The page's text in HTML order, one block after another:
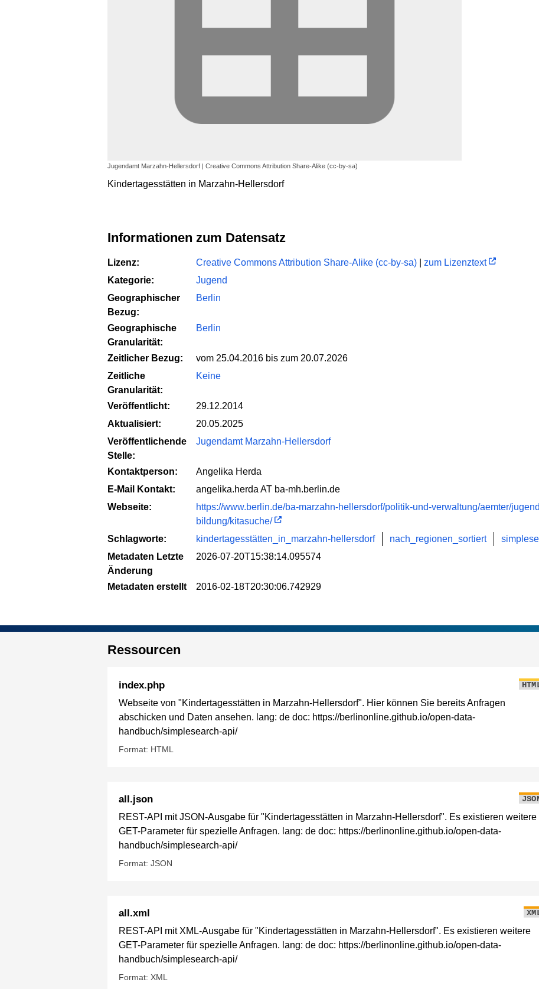
Jugendamt Marzahn-Hellersdorf | Creative Commons Attribution Share-Alike (cc-by-sa)
Kindertagesstätten in Marzahn-Hellersdorf
Informationen zum Datensatz
Lizenz: Creative Commons Attribution Share-Alike (cc-by-sa)
zum Lizenztext
Kategorie:
Jugend
Geographischer
Bezug:
Berlin
Geographische
Granularität:
Berlin
Zeitlicher Bezug:
vom 25.04.2016 bis zum 20.07.2026
Zeitliche
Granularität:
Keine
Veröffentlicht:
29.12.2014
Aktualisiert:
20.05.2025
Veröffentlichende
Stelle:
Jugendamt Marzahn-Hellersdorf
Kontaktperson:
Angelika Herda
E-Mail Kontakt:
angelika.herda AT ba-mh.berlin.de
Webseite:
https://www.berlin.de/ba-marzahn-hellersdorf/politik-und-verwaltung/aemter/
bildung/kitasuche/
Schlagworte:
kindertagesstätten_in_marzahn-hellersdorf nach_regionen_sortiert
Metadaten Letzte
Änderung
2026-07-20T15:38:14.095574
Metadaten erstellt 2016-02-18T20:30:06.742929
Ressourcen
index.php
Webseite von "Kindertagesstätten in Marzahn-Hellersdorf". Hier können Sie bereits Anfragen
abschicken und Daten ansehen. lang: de doc: https://berlinonline.github.io/open-data-
handbuch/simplesearch-api/
Format: HTML
all.json
REST-API mit JSON-Ausgabe für "Kindertagesstätten in Marzahn-Hellersdorf". Es existieren weitere
GET-Parameter für spezielle Anfragen. lang: de doc: https://berlinonline.github.io/open-data-
handbuch/simplesearch-api/
Format: JSON
all.xml
REST-API mit XML-Ausgabe für "Kindertagesstätten in Marzahn-Hellersdorf". Es existieren weitere
GET-Parameter für spezielle Anfragen. lang: de doc: https://berlinonline.github.io/open-data-
handbuch/simplesearch-api/
Format: XML